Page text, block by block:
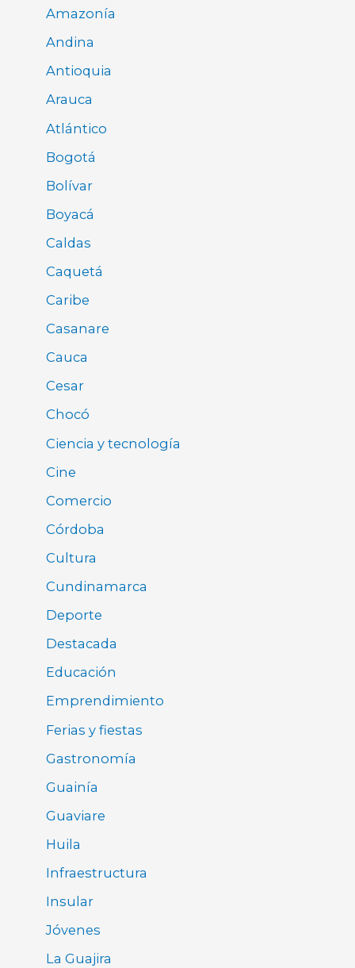
Amazonía
Andina
Antioquia
Arauca
Atlántico
Bogotá
Bolívar
Boyacá
Caldas
Caquetá
Caribe
Casanare
Cauca
Cesar
Chocó
Ciencia y tecnología
Cine
Comercio
Córdoba
Cultura
Cundinamarca
Deporte
Destacada
Educación
Emprendimiento
Ferias y fiestas
Gastronomía
Guainía
Guaviare
Huila
Infraestructura
Insular
Jóvenes
La Guajira